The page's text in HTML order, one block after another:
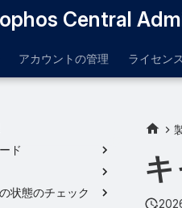
Central
アカウントの管理 ライセン
ド
状態のチェック